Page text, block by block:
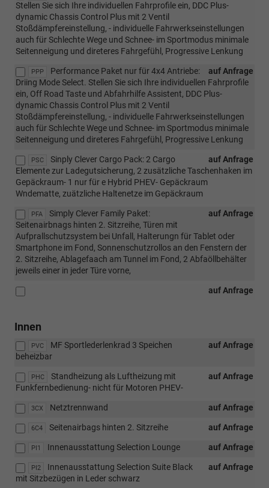
Stellen Sie sich Ihre individuellen Fahrprofile ein, DDC Plus-
dynamic Chassis Control Plus mit 2 Ventil
Stoßdämpfereinstellung, - individuelle Fahrwerkseinstellungen
auch für Schlechte Wege und Schnee- im Sportmodus minimale
Seitenneigung und direteres Fahrgefühl, Progressive Lenkung
PPP auf Anfrage
Performance Paket nur für 4x4 Antriebe:
Driing Mode Select. Stellen Sie sich Ihre individuellen Fahrprofile
ein, Off Road Taste und Abfahrhilfe Assistent, DDC Plus-
dynamic Chassis Control Plus mit 2 Ventil
Stoßdämpfereinstellung, - individuelle Fahrwerkseinstellungen
auch für Schlechte Wege und Schnee- im Sportmodus minimale
Seitenneigung und direteres Fahrgefühl, Progressive Lenkung
PSC auf Anfrage
Sinply Clever Cargo Pack: 2 Cargo
Elemente zur Ladegutsicherung, 2 zusätzliche Taschenhaken im
Gepäckraum- 1 nur für e Hybrid PHEV- Gepäckraum
Wndematte, zuätzliche Haltenetze im Gepäckraum
PFA auf Anfrage
Simply Clever Family Paket:
Seitenairbnags hinten 2. Sitzreihe, Türen mit
Aufprallschutzsystem bei Unfall, Halterungn für Tablet oder
Smartphone im Fond, Sonnenschutzrollos an den Fenstern der
2. Sitzreihe, Ablagefaach am Tunnel im Fond, 2 Abfaöllbehälter
jeweils einer in jeder Türe vorne,
auf Anfrage
Innen
PVC auf Anfrage
MF Sportlederlenkrad 3 Speichen
beheizbar
PHC auf Anfrage
Standheizung als Luftheizung mit
Funkfernbedienung- nicht für Motoren PHEV-
3CX auf Anfrage
Netztrennwand
6C4 auf Anfrage
Seitenairbags hinten 2. Sitzreihe
PI1 auf Anfrage
Innenausstattung Selection Lounge
PI2 auf Anfrage
Innenausstattung Selection Suite Black
mit Sitzbezügen in Leder schwarz